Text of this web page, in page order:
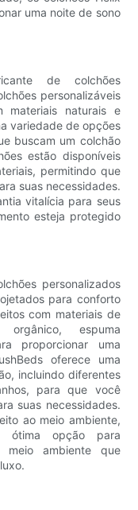
uma noite de sono
de colchões
personalizáveis
naturais e
variedade de opções
buscam um colchão
estão disponíveis
permitindo que
suas necessidades.
vitalícia para seus
esteja protegido
personalizados
para conforto
com materiais de
espuma
proporcionar uma
oferece uma
incluindo diferentes
para que você
suas necessidades.
ao meio ambiente,
ótima opção para
meio ambiente que